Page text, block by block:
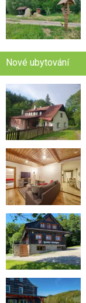
Nové ubytování